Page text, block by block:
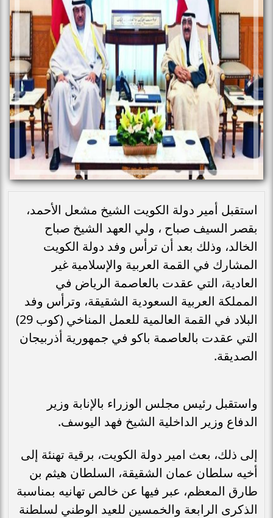
استقبل أمير دولة الكويت الشيخ مشعل الأحمد،
بقصر السيف صباح ، ولي العهد الشيخ صباح
الخالد، وذلك بعد أن ترأس وفد دولة الكويت
المشارك في القمة العربية والإسلامية غير
العادية، التي عقدت بالعاصمة الرياض في
المملكة العربية السعودية الشقيقة، وترأس وفد
البلاد في القمة العالمية للعمل المناخي (كوب 29)
التي عقدت بالعاصمة باكو في جمهورية أذربيجان
الصديقة.
واستقبل رئيس مجلس الوزراء بالإنابة وزير
الدفاع وزير الداخلية الشيخ فهد اليوسف.
إلى ذلك، بعث امير دولة الكويت، برقية تهنئة إلى
أخيه سلطان عمان الشقيقة، السلطان هيثم بن
طارق المعظم، عبر فيها عن خالص تهانيه بمناسبة
الذكرى الرابعة والخمسين للعيد الوطني لسلطنة